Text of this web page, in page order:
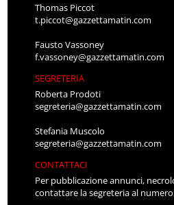
Thomas Piccot
t.piccot@gazzettamatin.com
Fausto Vassoney
f.vassoney@gazzettamatin.com
SEGRETERIA
Roberta Prodoti
segreteria@gazzettamatin.com
Stefania Muscolo
segreteria@gazzettamatin.com
CONTATTACI
Per pubblicazione annunci,
contattare la segreteria al